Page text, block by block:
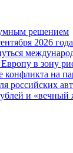
решением
2026 года
в зону
на
российских
и «вечный